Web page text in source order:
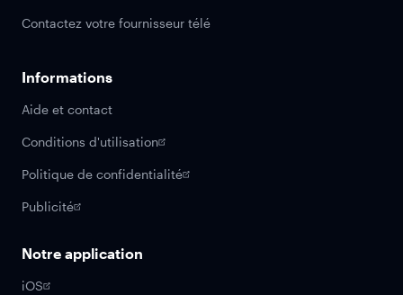
Contactez votre fournisseur télé
Informations
Aide et contact
Conditions d'utilisation
Politique de confidentialité
Publicité
Notre application
iOS